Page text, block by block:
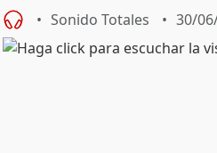
Sonido Totales 30/